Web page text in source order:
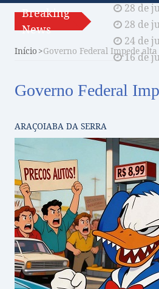
Breaking
News
28 de
28 de
24 de
16 de
Início Governo Federal Impede
Governo Federal
ARAÇOIABA DA SERRA